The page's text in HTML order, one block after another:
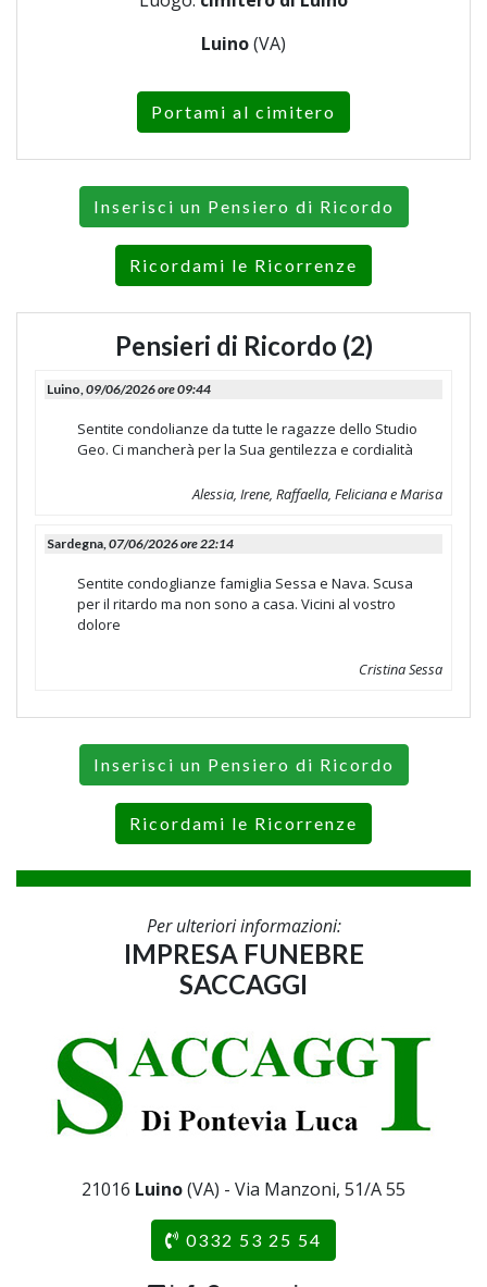
Luino(VA)
Portami al cimitero
Inserisci un Pensiero di Ricordo
Ricordami le Ricorrenze
Pensieri di Ricordo (2)
Luino,09/06/2026 ore 09:44
Sentite condolianze da tutte le ragazze dello Studio
Geo. Ci mancherà per la Sua gentilezza e cordialità
Alessia, Irene, Raffaella, Feliciana e Marisa
Sardegna,07/06/2026 ore 22:14
Sentite condoglianze famiglia Sessa e Nava. Scusa
per il ritardo ma non sono a casa. Vicini al vostro
dolore
Cristina Sessa
Inserisci un Pensiero di Ricordo
Ricordami le Ricorrenze
Per ulteriori informazioni:
IMPRESA FUNEBRE
SACCAGGI
21016 Luino(VA) - Via Manzoni, 51/A 55
0332 53 25 54